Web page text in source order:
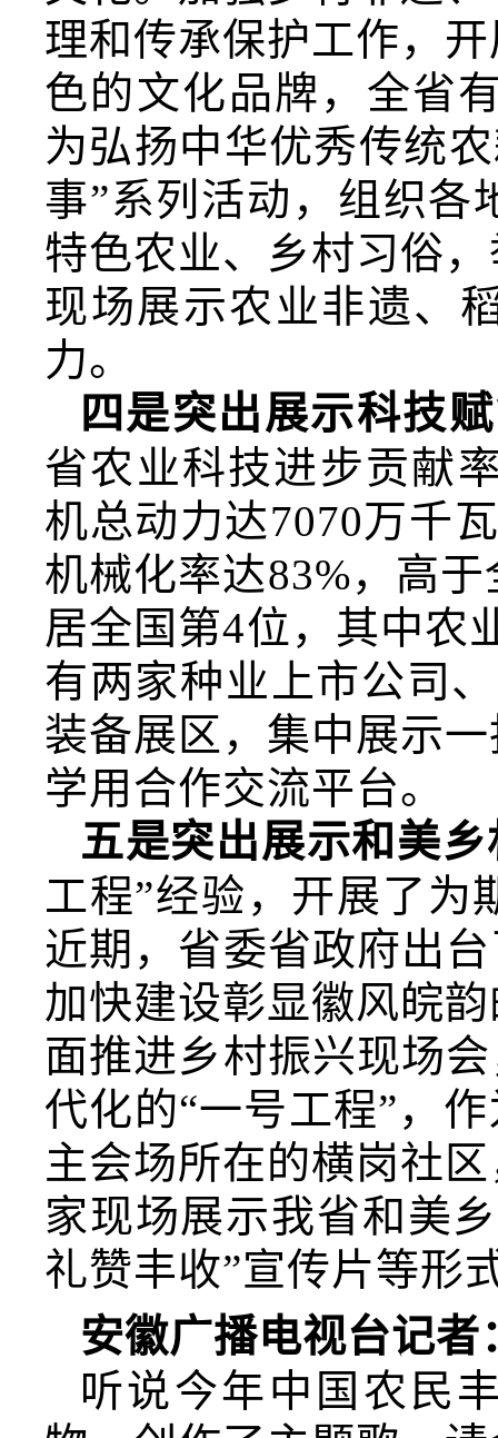
理和传承保护工作，
色的文化品牌，全省
为弘扬中华优秀传统
事”系列活动，组织各
特色农业、乡村习俗
现场展示农业非遗、
力。
四是突出展示科技
省农业科技进步贡献
机总动力达7070万千
机械化率达83%，高
居全国第4位，其中农
有两家种业上市公司
装备展区，集中展示
学用合作交流平台。
五是突出展示和美
工程”经验，开展了为
近期，省委省政府出
加快建设彰显徽风皖
面推进乡村振兴现场
代化的“一号工程”，
主会场所在的横岗社
家现场展示我省和美
礼赞丰收”宣传片等形
安徽广播电视台记者
听说今年中国农民